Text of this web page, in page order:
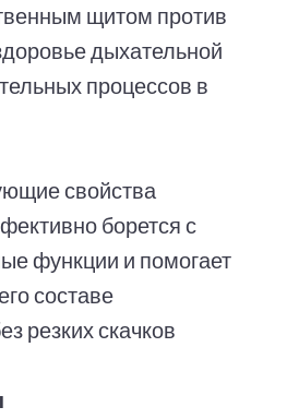
щитом против
дыхательной
процессов в
свойства
борется с
функции и помогает
составе
резких скачков